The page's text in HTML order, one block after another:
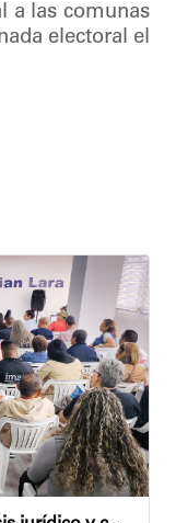
a las comunas
electoral el